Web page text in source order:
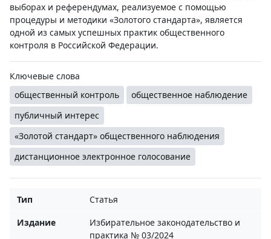
выборах и референдумах, реализуемое с помощью
процедуры и методики «Золотого стандарта», является
одной из самых успешных практик общественного
контроля в Российской Федерации.
Ключевые слова
общественный контроль
общественное наблюдение
публичный интерес
«Золотой стандарт» общественного наблюдения
дистанционное электронное голосование
Тип
Статья
Издание
Избирательное законодательство и
практика № 03/2024